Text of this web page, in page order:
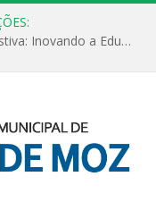
Inteligência Artificial e Tecnologia Assistiva: Inovando a Educação Especial e Inclusiva